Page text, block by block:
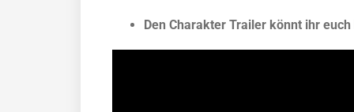
Den Charakter Trailer könnt ihr